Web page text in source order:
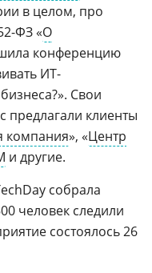
в целом, про
ФЗ «О
конференцию
ИТ-
Свои
предлагали клиенты
компания», «Центр
и другие.
собрала
человек следили
состоялось 26